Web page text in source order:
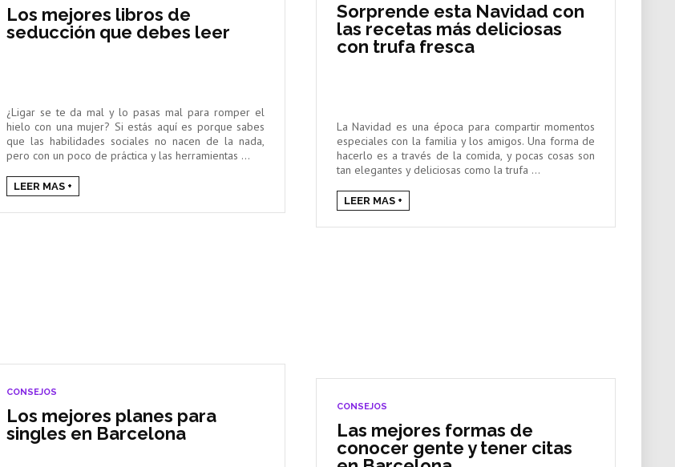
Sorprende esta Navidad con
las recetas más deliciosas
con trufa fresca
La Navidad es una época para compartir momentos
especiales con la familia y los amigos. Una forma de
hacerlo es a través de la comida, y pocas cosas son
tan elegantes y deliciosas como la trufa ...
LEER MAS +
Los mejores libros de
seducción que debes leer
¿Ligar se te da mal y lo pasas mal para romper el
hielo con una mujer? Si estás aquí es porque sabes
que las habilidades sociales no nacen de la nada,
pero con un poco de práctica y las herramientas ...
LEER MAS +
CONSEJOS
Los mejores planes para
singles en Barcelona
CONSEJOS
Las mejores formas de
conocer gente y tener citas